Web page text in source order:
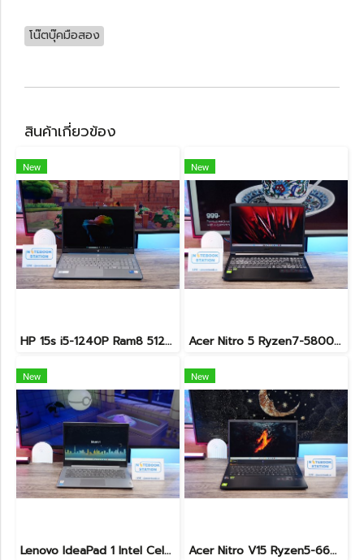
โน๊ตบุ๊คมือสอง
สินค้าเกี่ยวข้อง
New
HP 15s i5-1240P Ram8 512GB M.2 จอ15.6นิ้ว FHD IPS สเปคดี ทำงานเก่ง จอใหญ่ มีแป้นตัวเลขแยก ดีไซน์เรียบหรูบางเบา พร้อมใช้งานเพียง 11,990.-เท่านั้น
New
Acer Nitro 5 Ryzen7-5800H RTX-3060(6GB) Ram16 SSD512 จอ15.6 FHD 144Hz เกมมิ่งสเปคสูง เครื่องพร้อมใช้งาน ราคาสุดคุ้มเพียง 19,900.-
New
Lenovo IdeaPad 1 Intel Celeron N4020 Ram4 SSD256GB จอ14.0 HD หน้าจอเล็กเหมาะแก่การพกพา ใช้งานทั่วไป ราคาถูกมาก เพียง 3,900.- พร้อมใช้งาน(สินค้ามีตำหนิขายถูกประกันร้าน7วัน)
New
Acer Nitro V15 Ryzen5-6600H RTX2050(4GB) RAM16 512GB SSD จอ15.6นิ้ว FHD 165Hz sRGB100% เกมมิ่งรุ่นใหม่ ดีไซน์เครื่องบาง สวยเท่ดูทันสมัย มีประกันศูนย์2028 ราคาสุดคุ้มเพียง 17,990.-